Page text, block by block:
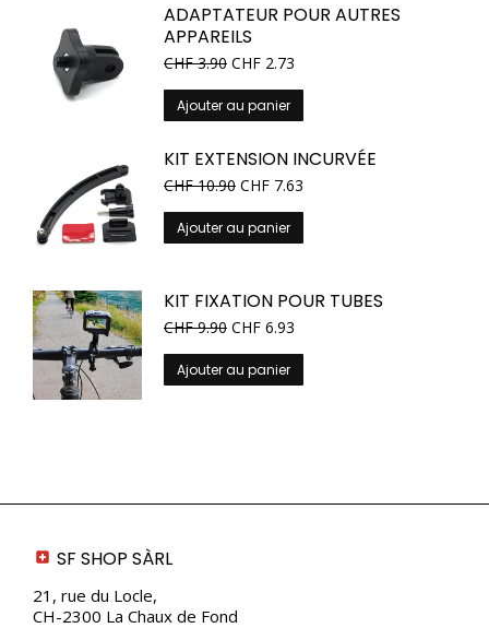
variations.
sur
ADAPTATEUR POUR AUTRES
APPAREILS
CHF3.90 CHF 2.73
Ajouter au panier
KIT EXTENSION INCURVÉE
CHF10.90 CHF 7.63
Ajouter au panier
KIT FIXATION POUR TUBES
CHF9.90 CHF 6.93
Ajouter au panier
SF SHOP SÀRL
21, rue du Locle,
CH-2300 La Chaux de Fond